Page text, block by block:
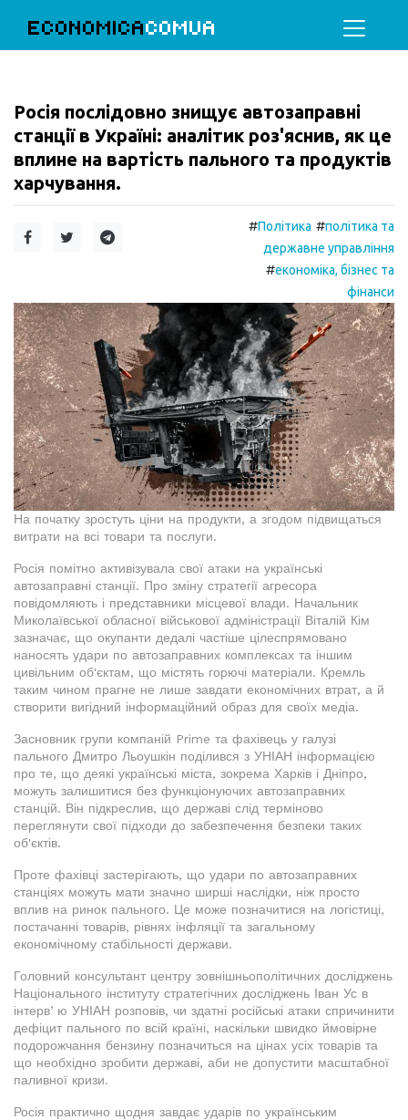
ECONOMICACOMUA
Росія послідовно знищує автозаправні
станції в Україні: аналітик роз'яснив, як це
вплине на вартість пального та продуктів
харчування.
#Політика #політика та
державне управління
#економіка, бізнес та
фінанси
На початку зростуть ціни на продукти, а згодом підвищаться
витрати на всі товари та послуги.
Росія помітно активізувала свої атаки на українські
автозаправні станції. Про зміну стратегії агресора
повідомляють і представники місцевої влади. Начальник
Миколаївської обласної військової адміністрації Віталій Кім
зазначає, що окупанти дедалі частіше цілеспрямовано
наносять удари по автозаправних комплексах та іншим
цивільним об'єктам, що містять горючі матеріали. Кремль
таким чином прагне не лише завдати економічних втрат, а й
створити вигідний інформаційний образ для своїх медіа.
Засновник групи компаній Prime та фахівець у галузі
пального Дмитро Льоушкін поділився з УНІАН інформацією
про те, що деякі українські міста, зокрема Харків і Дніпро,
можуть залишитися без функціонуючих автозаправних
станцій. Він підкреслив, що державі слід терміново
переглянути свої підходи до забезпечення безпеки таких
об'єктів.
Проте фахівці застерігають, що удари по автозаправних
станціях можуть мати значно ширші наслідки, ніж просто
вплив на ринок пального. Це може позначитися на логістиці,
постачанні товарів, рівнях інфляції та загальному
економічному стабільності держави.
Головний консультант центру зовнішньополітичних досліджень
Національного інституту стратегічних досліджень Іван Ус в
інтервʼю УНІАН розповів, чи здатні російські атаки спричинити
дефіцит пального по всій країні, наскільки швидко ймовірне
подорожчання бензину позначиться на цінах усіх товарів та
що необхідно зробити державі, аби не допустити масштабної
паливної кризи.
Росія практично щодня завдає ударів по українським